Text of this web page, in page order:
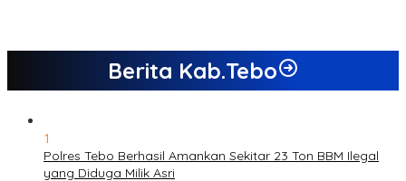
Berita Kab.Tebo
1
Polres Tebo Berhasil Amankan Sekitar 23 Ton BBM Ilegal
yang Diduga Milik Asri